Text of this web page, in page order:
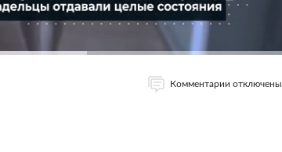
Комментарии отключены